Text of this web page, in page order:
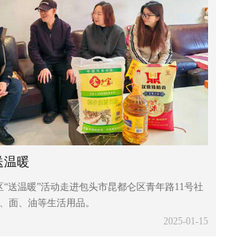
温暖
送温暖”活动走进包头市昆都仑区青年路11号社
面、油等生活用品。
2025-01-15